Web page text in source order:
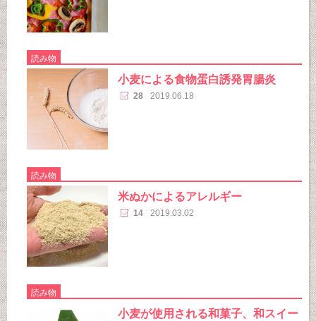
読み物
小麦による食物蛋白誘発胃腸炎
28 2019.06.18
読み物
米ぬかによるアレルギー
14 2019.03.02
読み物
小麦が使用される和菓子、和スイー